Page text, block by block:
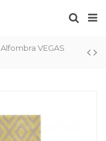
Alfombra VEGAS